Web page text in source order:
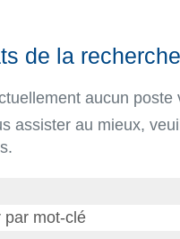
de la
aucun
assister au mieux,